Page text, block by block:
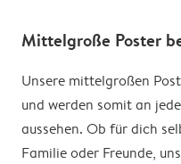
Mittelgroße Poster
Unsere mittelgroßen
und werden somit an
aussehen. Ob für dich
Familie oder Freunde,